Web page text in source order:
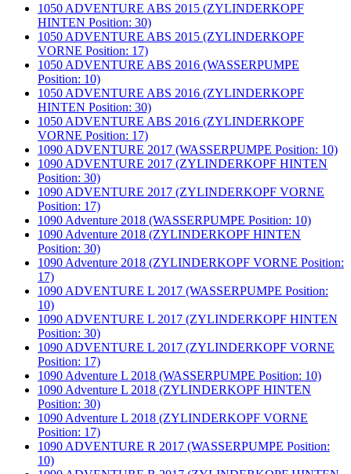
1050 ADVENTURE ABS 2015 (ZYLINDERKOPF
HINTEN Position: 30)
1050 ADVENTURE ABS 2015 (ZYLINDERKOPF
VORNE Position: 17)
1050 ADVENTURE ABS 2016 (WASSERPUMPE
Position: 10)
1050 ADVENTURE ABS 2016 (ZYLINDERKOPF
HINTEN Position: 30)
1050 ADVENTURE ABS 2016 (ZYLINDERKOPF
VORNE Position: 17)
1090 ADVENTURE 2017 (WASSERPUMPE Position: 10)
1090 ADVENTURE 2017 (ZYLINDERKOPF HINTEN
Position: 30)
1090 ADVENTURE 2017 (ZYLINDERKOPF VORNE
Position: 17)
1090 Adventure 2018 (WASSERPUMPE Position: 10)
1090 Adventure 2018 (ZYLINDERKOPF HINTEN
Position: 30)
1090 Adventure 2018 (ZYLINDERKOPF VORNE Position:
17)
1090 ADVENTURE L 2017 (WASSERPUMPE Position:
10)
1090 ADVENTURE L 2017 (ZYLINDERKOPF HINTEN
Position: 30)
1090 ADVENTURE L 2017 (ZYLINDERKOPF VORNE
Position: 17)
1090 Adventure L 2018 (WASSERPUMPE Position: 10)
1090 Adventure L 2018 (ZYLINDERKOPF HINTEN
Position: 30)
1090 Adventure L 2018 (ZYLINDERKOPF VORNE
Position: 17)
1090 ADVENTURE R 2017 (WASSERPUMPE Position:
10)